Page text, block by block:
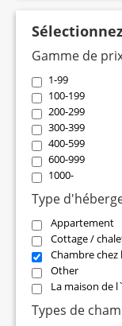
Gamme de
1-99
100-199
200-299
300-399
400-599
600-999
1000-
Type
Appartement
Cottage /
Chambre
Other
La maison de
Types de